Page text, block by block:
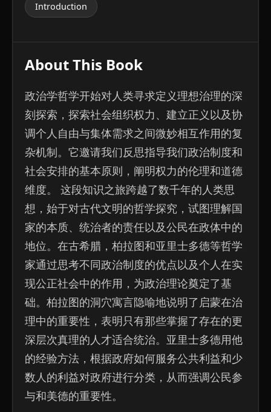
Introduction
About This Book
政治学哲学开始对人类寻求定义理想治理的深
刻探索，探索社会组织权力、建立正义以及协
调个人自由与集体需求之间微妙相互作用的复
杂机制。它邀请我们反思指导我们政治制度和
社会安排的基本原则，阐明权力的伦理和道德
维度。 这段知识之旅跨越了数千年的人类思
想，始于对古代文明的哲学探究，试图理解国
家的本质、统治者的责任以及公民在政体中的
地位。在古希腊，柏拉图和亚里士多德等哲学
家通过思考不同政治制度的优点以及个人在实
现公正社会中的作用，为政治理论奠定了基
础。柏拉图的洞穴寓言隐喻地说明了启蒙在治
理中的重要性，表明只有那些掌握了存在的更
深层次真理的人才适合统治。亚里士多德用他
的经验方法，根据政府如何服务公共利益​​和少
数人的利益对政府进行分类，从而强调公民参
与和美德的重要性。